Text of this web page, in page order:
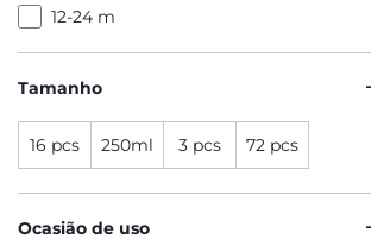
12-24 m
Tamanho
16 pcs 250ml 3 pcs 72 pcs
Ocasião de uso